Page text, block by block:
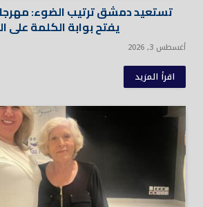
تستعيد دمشق ترتيب الضوء:
يفتح بوابة الكلمة على
أغسطس 3, 2026
اقرأ المزيد